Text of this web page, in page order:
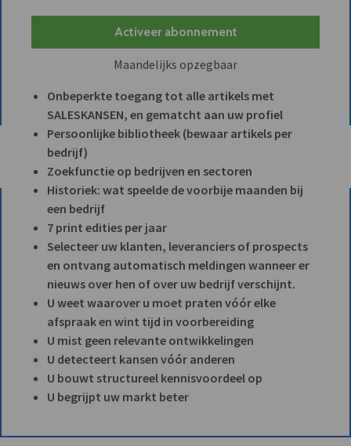
Activeer abonnement
Maandelijks opzegbaar
Onbeperkte toegang tot alle artikels met
SALESKANSEN, en gematcht aan uw profiel
Persoonlijke bibliotheek (bewaar artikels per
bedrijf)
Zoekfunctie op bedrijven en sectoren
Historiek: wat speelde de voorbije maanden bij
een bedrijf
7 print edities per jaar
Selecteer uw klanten, leveranciers of prospects
en ontvang automatisch meldingen wanneer er
nieuws over hen of over uw bedrijf verschijnt.
U weet waarover u moet praten vóór elke
afspraak en wint tijd in voorbereiding
U mist geen relevante ontwikkelingen
U detecteert kansen vóór anderen
U bouwt structureel kennisvoordeel op
U begrijpt uw markt beter